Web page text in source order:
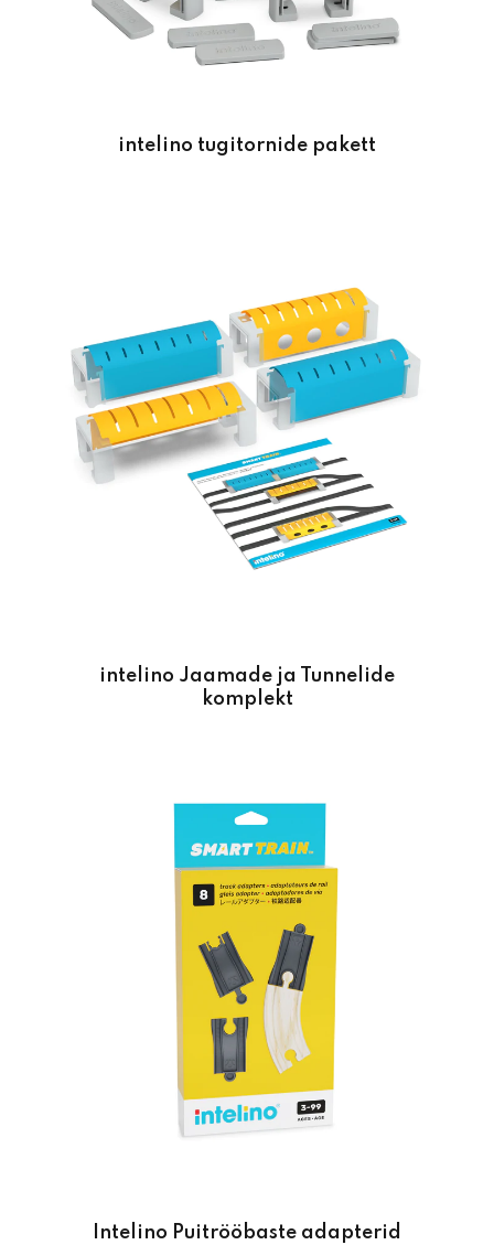
intelino tugitornide pakett
intelino Jaamade ja Tunnelide
komplekt
Intelino Puitrööbaste adapterid